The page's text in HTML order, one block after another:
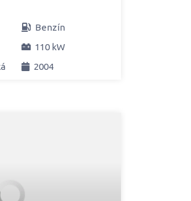
Benzín
110 kW
2004